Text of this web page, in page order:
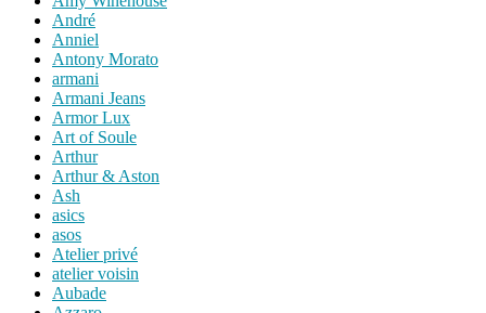
André
Anniel
Antony Morato
armani
Armani Jeans
Armor Lux
Art of Soule
Arthur
Arthur & Aston
Ash
asics
asos
Atelier privé
atelier voisin
Aubade